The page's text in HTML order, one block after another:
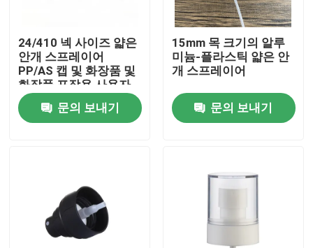
동영상
24/410 넥 사이즈 얇은
안개 스프레이어
PP/AS 캡 및 화장품 및
화장품 포장용 사용자
지정 색상
문의 보내기
15mm 목 크기의 알루
미늄-플라스틱 얇은 안
개 스프레이어
문의 보내기